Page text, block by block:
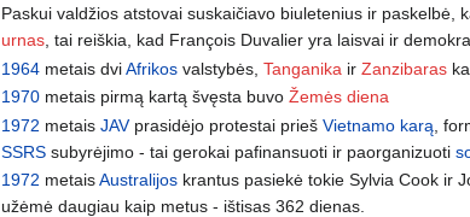
Paskui valdžios atstovai suskaičiavo biuletenius ir paskelbė,
urnas, tai reiškia, kad François Duvalier yra laisvai ir
1964 metais dviAfrikos valstybės,Tanganika irZanzibaras
1970 metais pirmą kartą švęsta buvoŽemės diena
1972 metaisJAVprasidėjo protestai priešVietnamo karą ,
SSRS subyrėjimo - tai gerokai pafinansuoti ir paorganizuoti
1972 metaisAustralijos krantus pasiekė tokie Sylvia Cook ir
užėmė daugiau kaip metus - ištisas 362 dienas.